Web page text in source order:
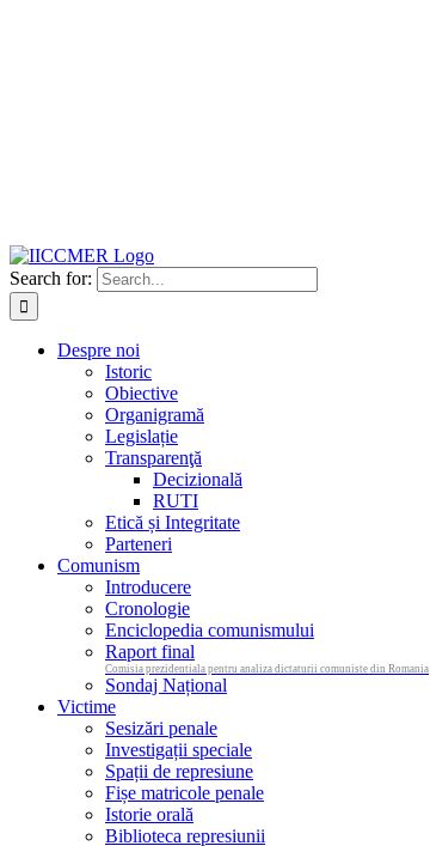
Search for:
Despre noi
Istoric
Obiective
Organigramă
Legislație
Transparenţă
Decizională
RUTI
Etică și Integritate
Parteneri
Comunism
Introducere
Cronologie
Enciclopedia comunismului
Raport final
Comisia prezidentiala pentru analiza dictaturii comuniste din Romania
Sondaj Național
Victime
Sesizări penale
Investigații speciale
Spații de represiune
Fișe matricole penale
Istorie orală
Biblioteca represiunii